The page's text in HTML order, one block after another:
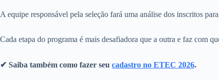
A equipe responsável pela seleção fará uma análise dos inscritos
Cada etapa do programa é mais desafiadora que a outra e faz com
✔ Saiba também como fazer seu cadastro no ETEC 2026.